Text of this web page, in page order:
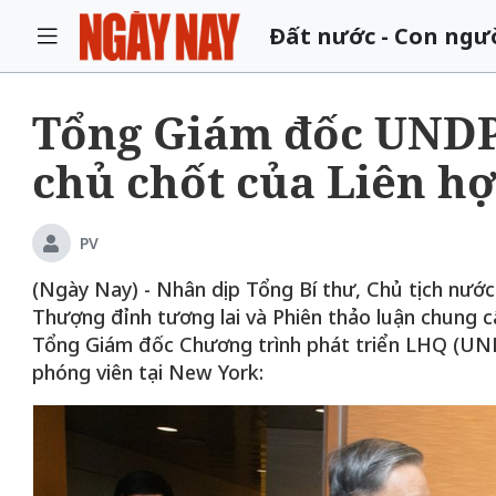
Đất nước - Con
Tổng Giám đốc
chủ chốt của Liên
PV
(Ngày Nay) - Nhân dịp Tổng Bí thư, Chủ tịch
Thượng đỉnh tương lai và Phiên thảo luận chung
Tổng Giám đốc Chương trình phát triển LHQ
phóng viên tại New York: